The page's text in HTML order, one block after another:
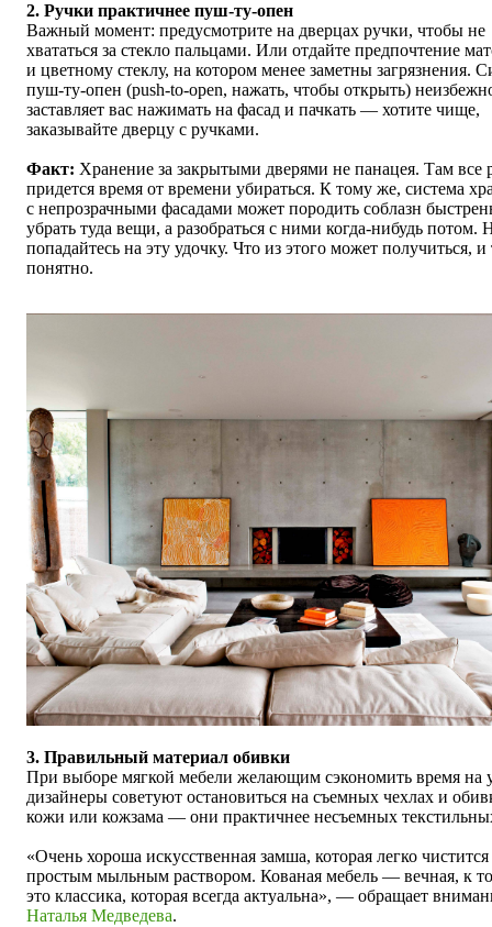
2. Ручки практичнее пуш-ту-опен
Важный момент: предусмотрите на дверцах ручки, чтобы не
хвататься за стекло пальцами. Или отдайте предпочтение
и цветному стеклу, на котором менее заметны загрязнения.
пуш-ту-опен (push-to-open, нажать, чтобы открыть)
заставляет вас нажимать на фасад и пачкать — хотите чище,
заказывайте дверцу с ручками.
Факт: Хранение за закрытыми дверями не панацея. Там все
придется время от времени убираться. К тому же, система
с непрозрачными фасадами может породить соблазн
убрать туда вещи, а разобраться с ними когда-нибудь потом.
попадайтесь на эту удочку. Что из этого может получиться, и
понятно.
3. Правильный материал обивки
При выборе мягкой мебели желающим сэкономить время на
дизайнеры советуют остановиться на съемных чехлах и
кожи или кожзама — они практичнее несъемных
«Очень хороша искусственная замша, которая легко чистится
простым мыльным раствором. Кованая мебель — вечная, к
это классика, которая всегда актуальна», — обращает
Наталья Медведева.